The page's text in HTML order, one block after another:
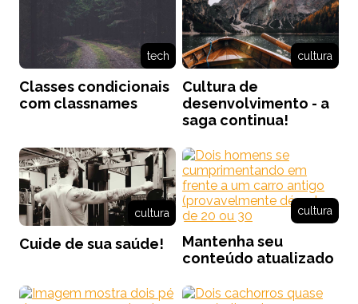
tech
Classes condicionais
com classnames
cultura
Cultura de
desenvolvimento - a
saga continua!
cultura
Cuide de sua saúde!
cultura
Mantenha seu
conteúdo atualizado